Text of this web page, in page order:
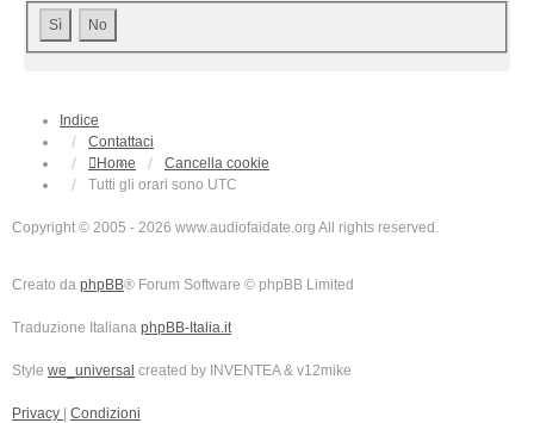
Indice
Contattaci
Home
Cancella cookie
Tutti gli orari sono UTC
Copyright © 2005 - 2026 www.audiofaidate.org All rights reserved.
Creato da phpBB® Forum Software © phpBB Limited
Traduzione Italiana phpBB-Italia.it
Style we_universal created by INVENTEA & v12mike
Privacy | Condizioni